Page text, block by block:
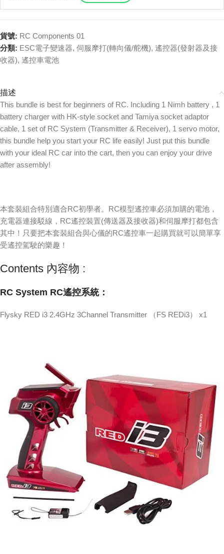
貨號: RC Components 01
分類: ESC電子變速器, 伺服摩打(轉向儀/舵機), 遙控器(發射器及接
收器), 遙控車電池
描述
This bundle is best for beginners of RC. Including 1 Nimh battery , 1
battery charger with HK-style socket and Tamiya socket adaptor
cable, 1 set of RC System (Transmitter & Receiver), 1 servo motor,
this bundle help you start your RC life easily! Just put this bundle
with your ideal RC car into the cart, then you can enjoy your drive
after assembly!
本套裝組合特別適合RC初學者。RC模型遙控車必須加購的電池，
充電器連接駁線，RC遙控裝置(傳送器及接收器)和伺服摩打都包含
其中！只要把本套裝組合與心儀的RC遙控車一起購買就可以簡單享
受遙控駕駛的樂趣！
Contents 內容物 :
RC System RC遙控系統：
Flysky RED i3 2.4GHz 3Channel Transmitter （FS REDi3） x1